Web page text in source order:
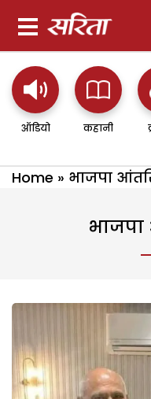
ऑडियो कहानी
Home » भाजपा